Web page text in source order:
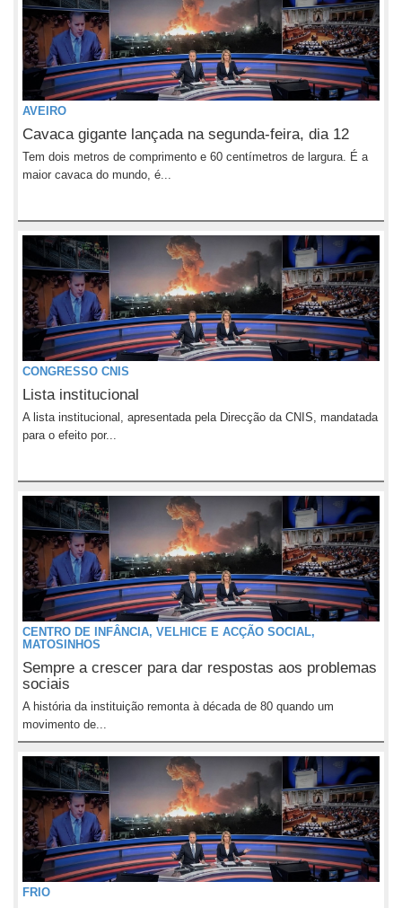
AVEIRO
Cavaca gigante lançada na segunda-feira, dia 12
Tem dois metros de comprimento e 60 centímetros de largura. É a
maior cavaca do mundo, é...
CONGRESSO CNIS
Lista institucional
A lista institucional, apresentada pela Direcção da CNIS, mandatada
para o efeito por...
CENTRO DE INFÂNCIA, VELHICE E ACÇÃO SOCIAL,
MATOSINHOS
Sempre a crescer para dar respostas aos problemas
sociais
A história da instituição remonta à década de 80 quando um
movimento de...
FRIO